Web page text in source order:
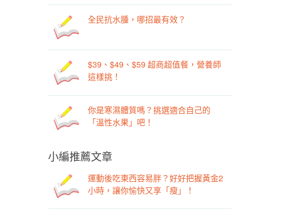
全民抗水腫，哪招最有效？
$39、$49、$59 超商超值餐，營養師
這樣挑！
你是寒濕體質嗎？挑選適合自己的
「溫性水果」吧！
小編推薦文章
運動後吃東西容易胖？好好把握黃金2
小時，讓你愉快又享「瘦」！